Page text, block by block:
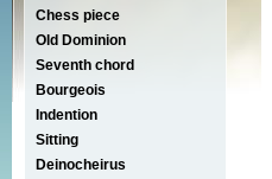
Chess piece
Old Dominion
Seventh chord
Bourgeois
Indention
Sitting
Deinocheirus